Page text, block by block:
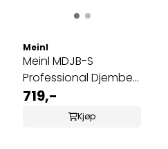
Meinl
Meinl MDJB-S
Professional Djembe
Bag – Small
719,-
Kjøp